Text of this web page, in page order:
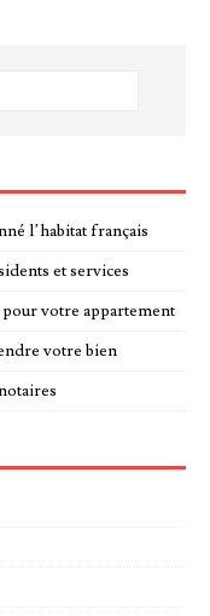
l’habitat français
et services
votre appartement
votre bien